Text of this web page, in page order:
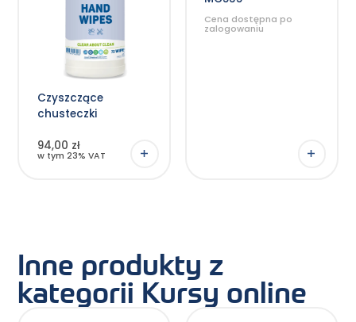
Czyszczące
chusteczki
94,00 zł
w tym 23% VAT
Cena dostępna po
zalogowaniu
na
stronie
produktu
Inne produkty z
kategorii Kursy online